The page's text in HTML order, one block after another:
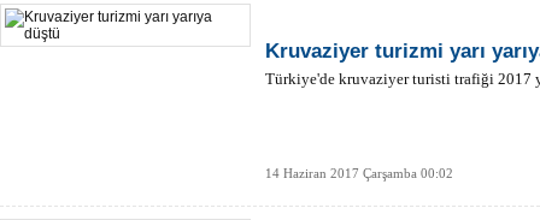
Kruvaziyer turizmi yarı
Türkiye'de kruvaziyer turisti trafiği 2017
14 Haziran 2017 Çarşamba 00:02